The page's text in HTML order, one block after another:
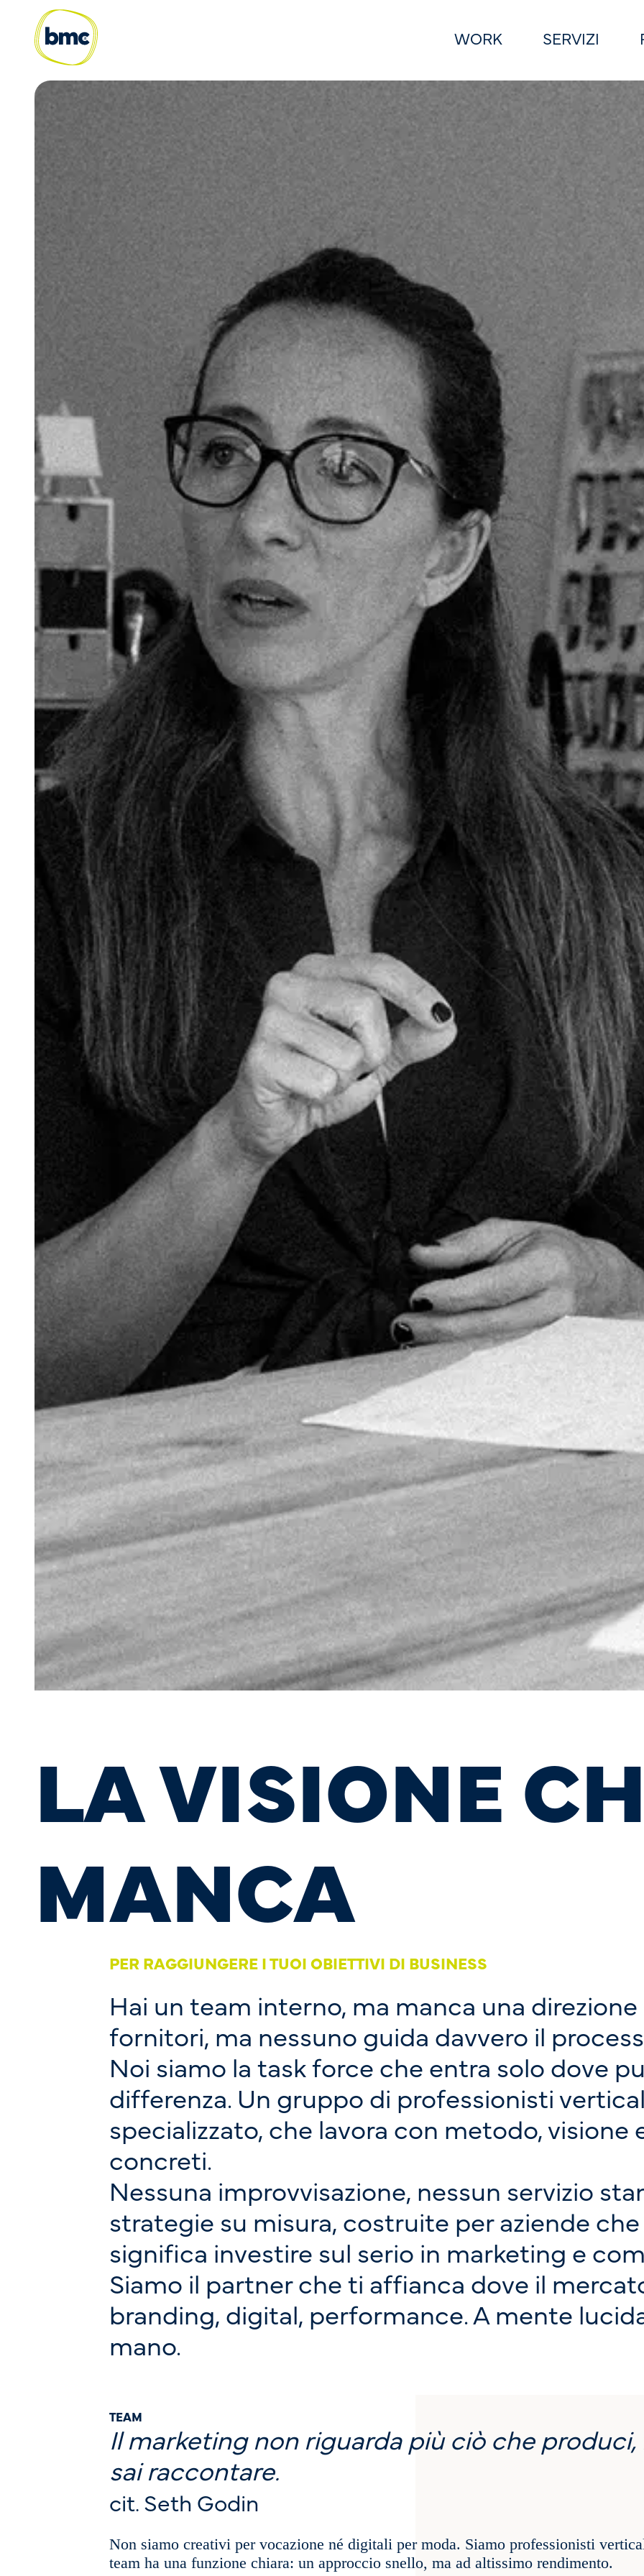
WORK SERVIZI
LA VISIONE
MANCA
PER RAGGIUNGERE I TUOI OBIETTIVI DI BUSINESS
Hai un team interno, ma manca una direzione
fornitori, ma nessuno guida davvero il
Noi siamo la task force che entra solo dove
differenza. Un gruppo di professionisti
specializzato, che lavora con metodo, visione
concreti.
Nessuna improvvisazione, nessun servizio
strategie su misura, costruite per aziende
significa investire sul serio in marketing e
Siamo il partner che ti affianca dove il
branding, digital, performance. A mente
mano.
TEAM
Il marketing non riguarda più ciò che
sai raccontare.
cit. Seth Godin
Non siamo creativi per vocazione né digitali per moda. Siamo professionisti
team ha una funzione chiara: un approccio snello, ma ad altissimo rendimento.